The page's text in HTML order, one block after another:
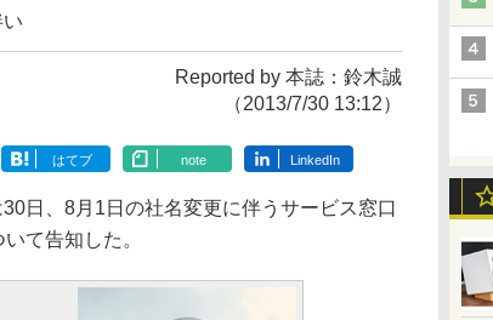
Reported by 本誌：鈴木誠
（2013/7/30 13:12）
はてブ note LinkedIn
日、8月1日の社名変更に伴うサービス窓口
て告知した。